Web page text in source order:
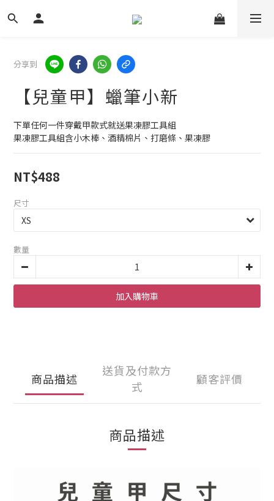
分享到
【兒童甲】蠟筆小新
下單任何一件穿戴甲款式就送果凍膠工具組
果凍膠工具組含小木棒、酒精棉片、打磨條、果凍膠
NT$488
尺寸
數量
加入購物車
商品描述
送貨及付款方
式
顧客評價
商品描述